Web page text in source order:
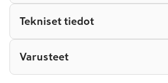
Tekniset tiedot
Varusteet